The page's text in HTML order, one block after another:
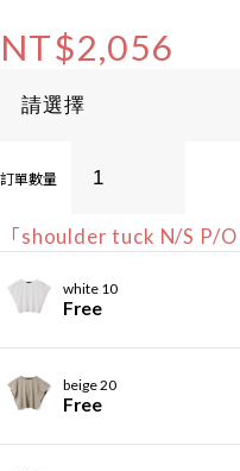
NT$2,056
訂單數量
「shoulder tuck N/S P/
white 10
Free
beige 20
Free